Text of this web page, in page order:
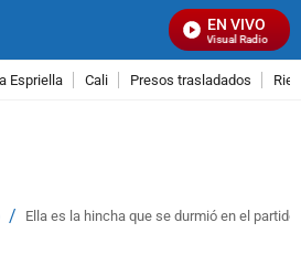
EN VIVO
Señal Visual Radio
Espriella Cali Presos trasladados
/ Ella es la hincha que se durmió en el